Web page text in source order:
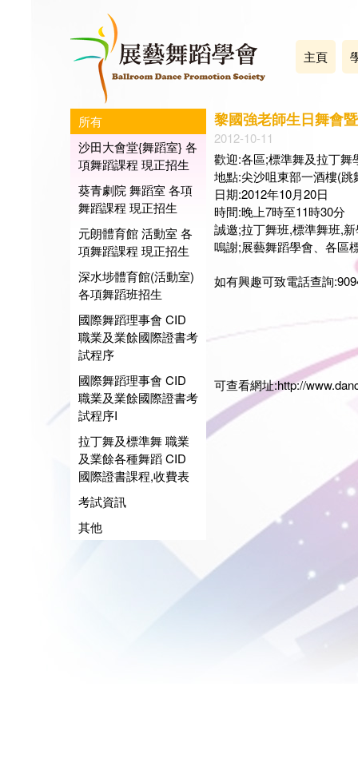
主頁
所有
沙田大會堂{舞蹈室} 各
項舞蹈課程 現正招生
葵青劇院 舞蹈室 各項
舞蹈課程 現正招生
元朗體育館 活動室 各
項舞蹈課程 現正招生
深水埗體育館(活動室)
各項舞蹈班招生
國際舞蹈理事會 CID
職業及業餘國際證書考
試程序
國際舞蹈理事會 CID
職業及業餘國際證書考
試程序I
拉丁舞及標準舞 職業
及業餘各種舞蹈 CID
國際證書課程,收費表
考試資訊
其他
黎國強老師生日舞會
2012-10-11
歡迎:各區;標準舞及拉丁舞
地點:尖沙咀東部一酒樓(跳
日期:2012年10月20日
時間:晚上7時至11時30分
誠邀;拉丁舞班,標準舞班,
嗚謝;展藝舞蹈學會、各區
如有興趣可致電話查詢
會長:
日期
可查看網址:http://